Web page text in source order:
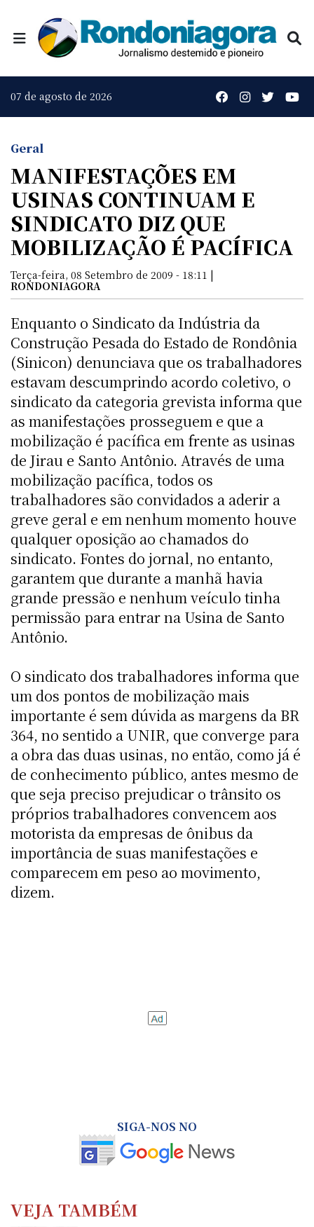
07 de agosto de 2026
Geral
MANIFESTAÇÕES EM
USINAS CONTINUAM E
SINDICATO DIZ QUE
MOBILIZAÇÃO É PACÍFICA
Terça-feira, 08 Setembro de 2009 - 18:11 |
RONDONIAGORA
Enquanto o Sindicato da Indústria da
Construção Pesada do Estado de Rondônia
(Sinicon) denunciava que os trabalhadores
estavam descumprindo acordo coletivo, o
sindicato da categoria grevista informa que
as manifestações prosseguem e que a
mobilização é pacífica em frente as usinas
de Jirau e Santo Antônio. Através de uma
mobilização pacífica, todos os
trabalhadores são convidados a aderir a
greve geral e em nenhum momento houve
qualquer oposição ao chamados do
sindicato. Fontes do jornal, no entanto,
garantem que durante a manhã havia
grande pressão e nenhum veículo tinha
permissão para entrar na Usina de Santo
Antônio.
O sindicato dos trabalhadores informa que
um dos pontos de mobilização mais
importante é sem dúvida as margens da BR
364, no sentido a UNIR, que converge para
a obra das duas usinas, no então, como já é
de conhecimento público, antes mesmo de
que seja preciso prejudicar o trânsito os
próprios trabalhadores convencem aos
motorista da empresas de ônibus da
importância de suas manifestações e
comparecem em peso ao movimento,
dizem.
SIGA-NOS NO
VEJA TAMBÉM